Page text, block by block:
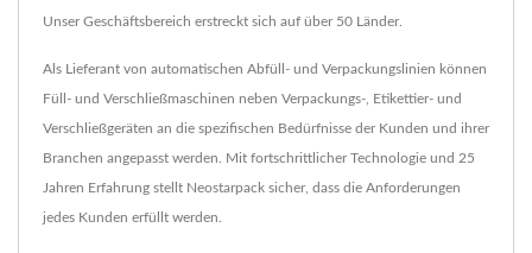
Unser Geschäftsbereich erstreckt sich auf über 50 Länder.
Als Lieferant von automatischen Abfüll- und Verpackungslinien können
Füll- und Verschließmaschinen neben Verpackungs-, Etikettier- und
Verschließgeräten an die spezifischen Bedürfnisse der Kunden und ihrer
Branchen angepasst werden. Mit fortschrittlicher Technologie und 25
Jahren Erfahrung stellt Neostarpack sicher, dass die Anforderungen
jedes Kunden erfüllt werden.